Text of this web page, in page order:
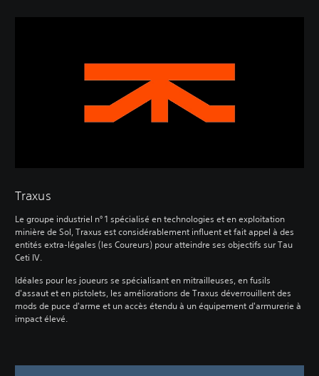
Traxus
Le groupe industriel n° 1 spécialisé en technologies et en exploitation
minière de Sol, Traxus est considérablement influent et fait appel à des
entités extra-légales (les Coureurs) pour atteindre ses objectifs sur Tau
Ceti IV.
Idéales pour les joueurs se spécialisant en mitrailleuses, en fusils
d'assaut et en pistolets, les améliorations de Traxus déverrouillent des
mods de puce d'arme et un accès étendu à un équipement d'armurerie à
impact élevé.